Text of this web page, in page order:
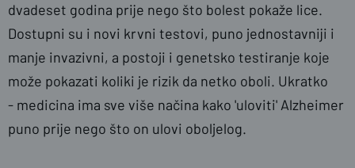
dvadeset godina prije nego što bolest pokaže lice.
Dostupni su i novi krvni testovi, puno jednostavniji i
manje invazivni, a postoji i genetsko testiranje koje
može pokazati koliki je rizik da netko oboli. Ukratko
- medicina ima sve više načina kako 'uloviti' Alzheimer
puno prije nego što on ulovi oboljelog.